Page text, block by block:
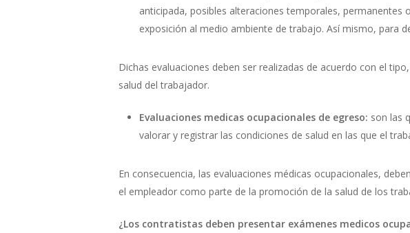
anticipada, posibles alteraciones temporales,
exposición al medio ambiente de trabajo. Así mismo, para
Dichas evaluaciones deben ser realizadas de acuerdo con el
salud del trabajador.
Evaluaciones medicas ocupacionales de egreso: son las
valorar y registrar las condiciones de salud en las que el
En consecuencia, las evaluaciones médicas ocupacionales,
el empleador como parte de la promoción de la salud de los
¿Los contratistas deben presentar exámenes medicos